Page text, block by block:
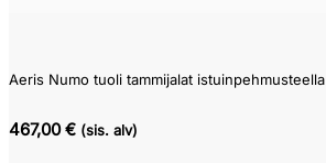
Aeris Numo tuoli tammijalat istuinpehmusteella
467,00 € (sis. alv)